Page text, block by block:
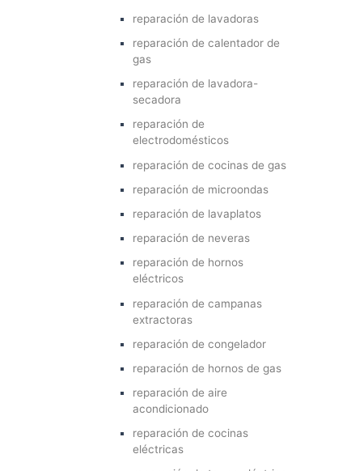
reparación de lavadoras
reparación de calentador de
gas
reparación de lavadora-
secadora
reparación de
electrodomésticos
reparación de cocinas de gas
reparación de microondas
reparación de lavaplatos
reparación de neveras
reparación de hornos
eléctricos
reparación de campanas
extractoras
reparación de congelador
reparación de hornos de gas
reparación de aire
acondicionado
reparación de cocinas
eléctricas